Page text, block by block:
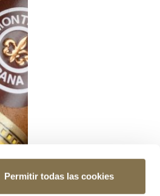
Permitir todas las cookies